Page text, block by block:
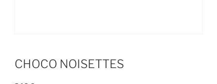
CHOCO NOISETTES